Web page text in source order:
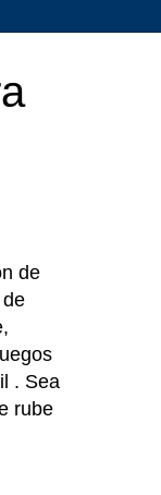
de
. Sea
rube